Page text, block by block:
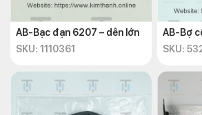
AB-Bạc đạn 6207 – dên lớn
SKU: 1110361
AB-Bợ
SKU: